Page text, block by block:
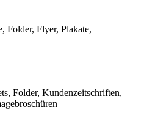
Folder, Flyer, Plakate,
Folder, Kundenzeitschriften,